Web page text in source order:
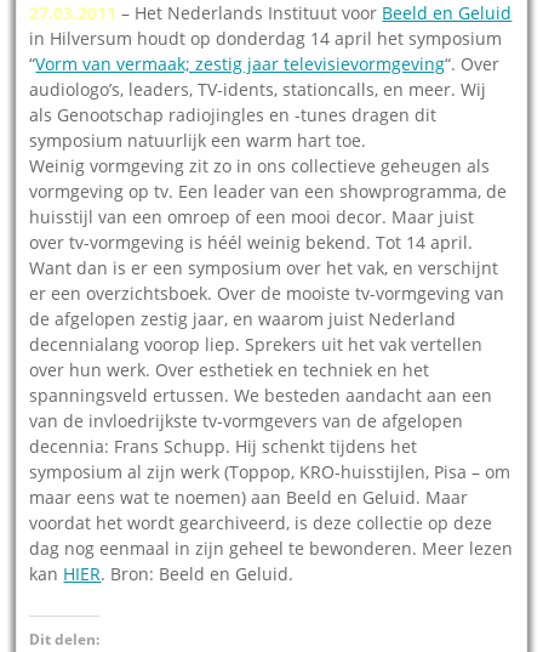
27.03.2011 – Het Nederlands Instituut voor Beeld en Geluid
in Hilversum houdt op donderdag 14 april het symposium
“Vorm van vermaak; zestig jaar televisievormgeving“. Over
audiologo’s, leaders, TV-idents, stationcalls, en meer. Wij
als Genootschap radiojingles en -tunes dragen dit
symposium natuurlijk een warm hart toe.
Weinig vormgeving zit zo in ons collectieve geheugen als
vormgeving op tv. Een leader van een showprogramma, de
huisstijl van een omroep of een mooi decor. Maar juist
over tv-vormgeving is héél weinig bekend. Tot 14 april.
Want dan is er een symposium over het vak, en verschijnt
er een overzichtsboek. Over de mooiste tv-vormgeving van
de afgelopen zestig jaar, en waarom juist Nederland
decennialang voorop liep. Sprekers uit het vak vertellen
over hun werk. Over esthetiek en techniek en het
spanningsveld ertussen. We besteden aandacht aan een
van de invloedrijkste tv-vormgevers van de afgelopen
decennia: Frans Schupp. Hij schenkt tijdens het
symposium al zijn werk (Toppop, KRO-huisstijlen, Pisa – om
maar eens wat te noemen) aan Beeld en Geluid. Maar
voordat het wordt gearchiveerd, is deze collectie op deze
dag nog eenmaal in zijn geheel te bewonderen. Meer lezen
kan HIER. Bron: Beeld en Geluid.
Dit delen: